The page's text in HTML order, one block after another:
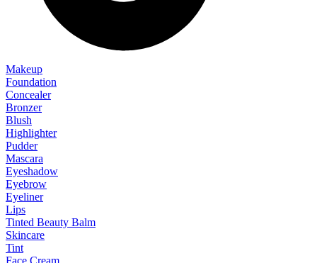
Makeup
Foundation
Concealer
Bronzer
Blush
Highlighter
Pudder
Mascara
Eyeshadow
Eyebrow
Eyeliner
Lips
Tinted Beauty Balm
Skincare
Tint
Face Cream